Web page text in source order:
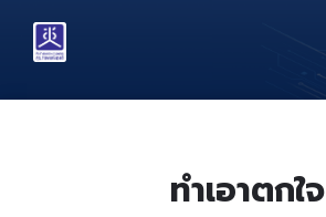
content
main
footer
ทำเอาตกใจ